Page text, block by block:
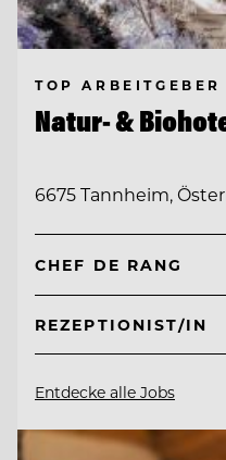
TOP ARBEITGEBER
Natur- &
6675 Tannheim,
CHEF DE RANG
REZEPTIONIST/IN
Entdecke alle Jobs